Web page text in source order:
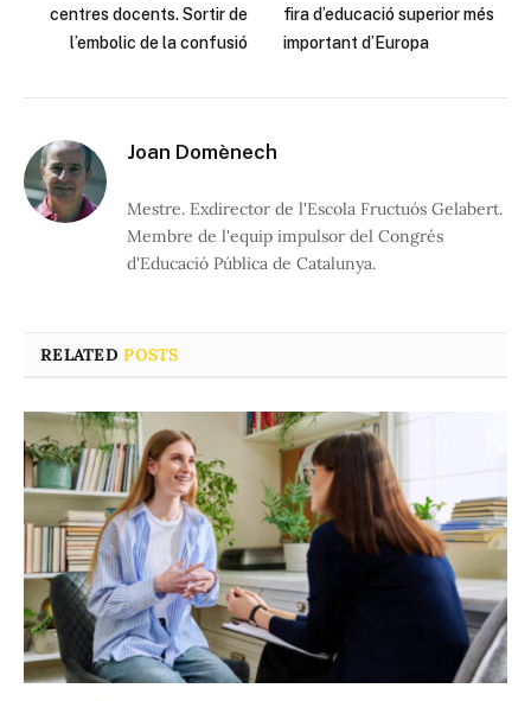
centres docents. Sortir de
l’embolic de la confusió
fira d’educació superior més
important d’Europa
Joan Domènech
Mestre. Exdirector de l'Escola Fructuós Gelabert.
Membre de l'equip impulsor del Congrés
d'Educació Pública de Catalunya.
RELATEDPOSTS